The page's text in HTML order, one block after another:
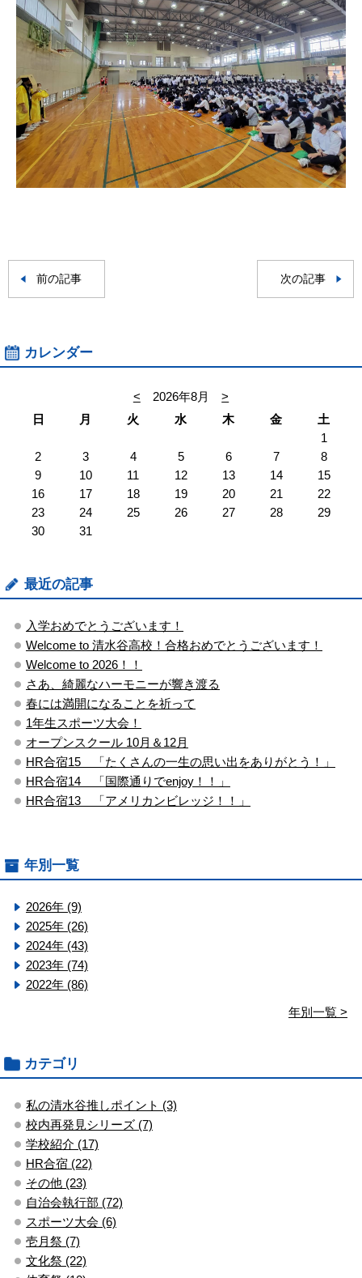
前の記事 次の記事
カレンダー
< 2026年8月
>
日
月 火 水 木 金
土
1
2
3 4 5 6 7
8
9
10 11 12 13 14
15
16
17 18 19 20 21
22
23
24 25 26 27 28
29
30
31
最近の記事
入学おめでとうございます！
Welcome to 清水谷高校！合格おめでとうございます！
Welcome to 2026！！
さあ、綺麗なハーモニーが響き渡る
春には満開になることを祈って
1年生スポーツ大会！
オープンスクール 10月＆12月
HR合宿15 「たくさんの一生の思い出をありがとう！」
HR合宿14 「国際通りでenjoy！！」
HR合宿13 「アメリカンビレッジ！！」
年別一覧
2026年 (9)
2025年 (26)
2024年 (43)
2023年 (74)
2022年 (86)
年別一覧 >
カテゴリ
私の清水谷推しポイント (3)
校内再発見シリーズ (7)
学校紹介 (17)
HR合宿 (22)
その他 (23)
自治会執行部 (72)
スポーツ大会 (6)
壱月祭 (7)
文化祭 (22)